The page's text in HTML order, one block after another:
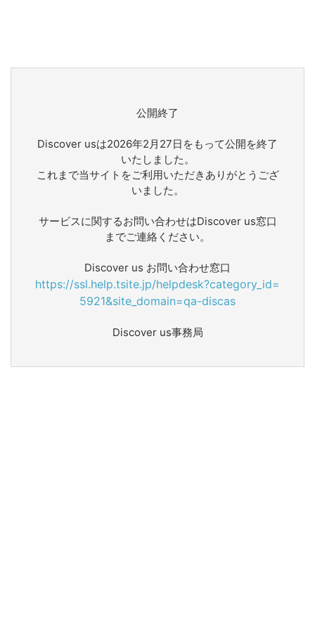
公開終了
Discover usは2026年2月27日をもって公開を終了
いたしました。
これまで当サイトをご利用いただきありがとうござ
いました。
サービスに関するお問い合わせはDiscover us窓口
までご連絡ください。
Discover us お問い合わせ窓口
https://ssl.help.tsite.jp/helpdesk?category_id=
5921&site_domain=qa-discas
Discover us事務局